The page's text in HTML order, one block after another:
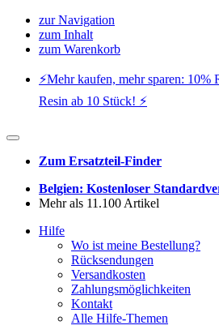
zur Navigation
zum Inhalt
zum Warenkorb
⚡️Mehr kaufen, mehr sparen: 10%
Resin ab 10 Stück! ⚡️
Zum Ersatzteil-Finder
Belgien: Kostenloser
Mehr als 11.100 Artikel
Hilfe
Wo ist meine Bestellung?
Rücksendungen
Versandkosten
Zahlungsmöglichkeiten
Kontakt
Alle Hilfe-Themen